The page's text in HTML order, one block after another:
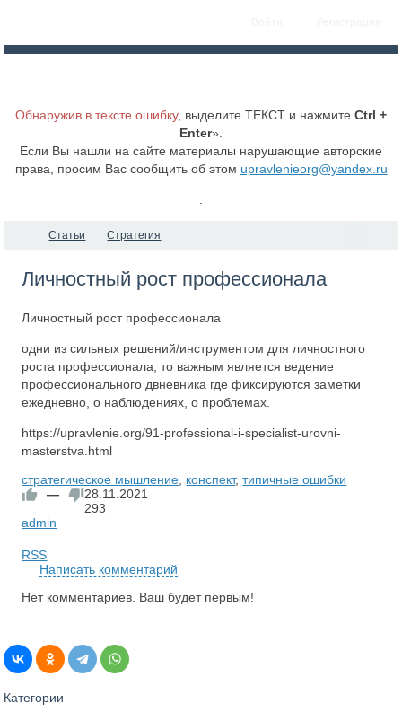
Обнаружив в тексте ошибку, выделите ТЕКСТ и нажмите Ctrl +
Enter».
Если Вы нашли на сайте материалы нарушающие авторские
права, просим Вас сообщить об этом upravlenieorg@yandex.ru
Статьи Стратегия
Личностный рост профессионала
Личностный рост профессионала
одни из сильных решений/инструментом для личностного
роста профессионала, то важным является ведение
профессионального двневника где фиксируются заметки
ежедневно, о наблюдениях, о проблемах.
https://upravlenie.org/91-professional-i-specialist-urovni-
masterstva.html
стратегическое мышление конспект,типичные ошибки
—
28.11.2021
293
admin
RSS
Написать комментарий
Нет комментариев. Ваш будет первым!
Категории